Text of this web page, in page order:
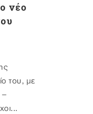
νέο
του, με
–